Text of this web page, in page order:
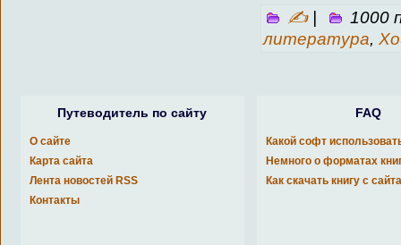
✍|
1000
литература,
Путеводитель по сайту
О сайте
Карта сайта
Лента новостей RSS
Контакты
FAQ
Какой софт
Немного о форматах
Как скачать книгу с